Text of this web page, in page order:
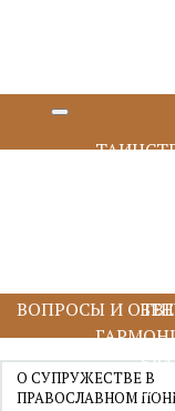
ВОПРОСЫ И
О СУПРУЖЕСТВЕ В
ПРАВОСЛАВНОМ